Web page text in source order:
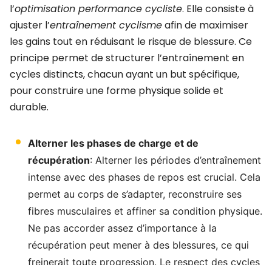
l’optimisation performance cycliste. Elle consiste à
ajuster l’entraînement cyclismeafin de maximiser
les gains tout en réduisant le risque de blessure. Ce
principe permet de structurer l’entraînement en
cycles distincts, chacun ayant un but spécifique,
pour construire une forme physique solide et
durable.
Alterner les phases de charge et de
récupération: Alterner les périodes d’entraînement
intense avec des phases de repos est crucial. Cela
permet au corps de s’adapter, reconstruire ses
fibres musculaires et affiner sa condition physique.
Ne pas accorder assez d’importance à la
récupération peut mener à des blessures, ce qui
freinerait toute progression. Le respect des cycles